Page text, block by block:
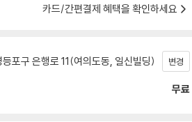
카드/간편결제 혜택을 확인하세요
포구 은행로 11(여의도동, 일신빌딩) 변경
무료